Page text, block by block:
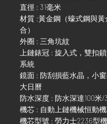
直徑 : 31毫米
材質 :黃金鋼（蠔式鋼與黃
合）
外圈 : 三角坑紋
上鏈錶冠 : 旋入式，雙扣
系統
鏡面 : 防刮損藍水晶，小
大日曆
防水深度 : 防水深達100米/
機芯 : 自動上鏈機械恒動
機芯型號 : 勞力士2236型